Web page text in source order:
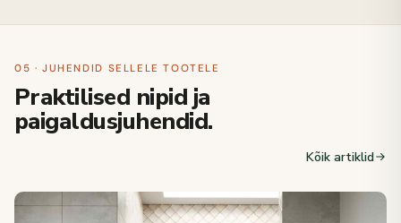
05 · JUHENDID SELLELE TOOTELE
Praktilised nipid ja
paigaldusjuhendid.
Kõik artiklid